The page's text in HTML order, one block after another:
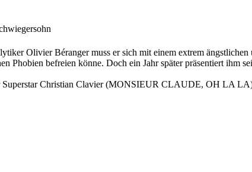
Olivier Béranger muss er sich mit einem extrem
Phobien befreien könne. Doch ein Jahr später präsentiert ihm
Superstar Christian Clavier (MONSIEUR CLAUDE, OH LA